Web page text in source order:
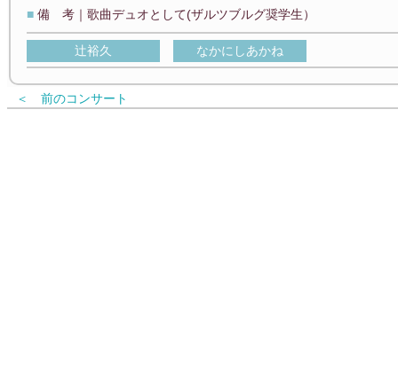
■ 備 考｜歌曲デュオとして(ザルツブルグ奨学生）
辻裕久 なかにしあかね
＜ 前のコンサート